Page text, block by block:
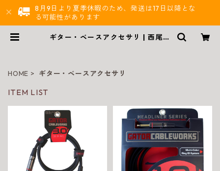
8月9日より夏季休暇のため、発送は17日以降とな
る可能性があります
ギター・ベースアクセサリ | 西尾楽
HOME ギター・ベースアクセサリ
ITEM LIST